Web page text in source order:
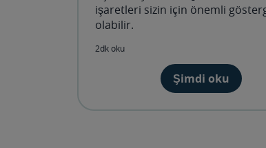
işaretleri sizin için önemli
olabilir.
2dk oku
Şimdi oku